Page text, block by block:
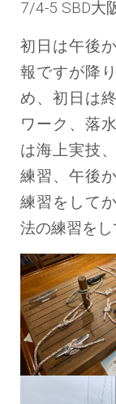
7/4-5 SBD大
初日は午後
報ですが降
め、初日は
ワーク、落
は海上実技
練習、午後
練習をして
法の練習をし